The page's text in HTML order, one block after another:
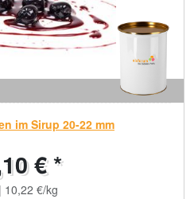
im Sirup 20-22 mm
€ *
10,22 €/kg